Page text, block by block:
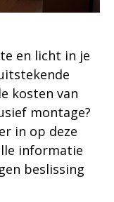
en licht in je
kosten van
montage?
in op deze
informatie
beslissing